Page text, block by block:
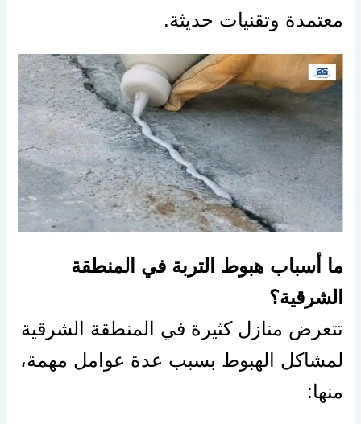
معتمدة وتقنيات حديثة.
ما أسباب هبوط التربة في المنطقة
الشرقية؟
تتعرض منازل كثيرة في المنطقة الشرقية
لمشاكل الهبوط بسبب عدة عوامل مهمة،
منها: